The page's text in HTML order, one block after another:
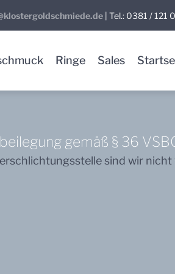
| Tel.: 0381 / 121
Ringe Sales
gemäß § 36
sind wir